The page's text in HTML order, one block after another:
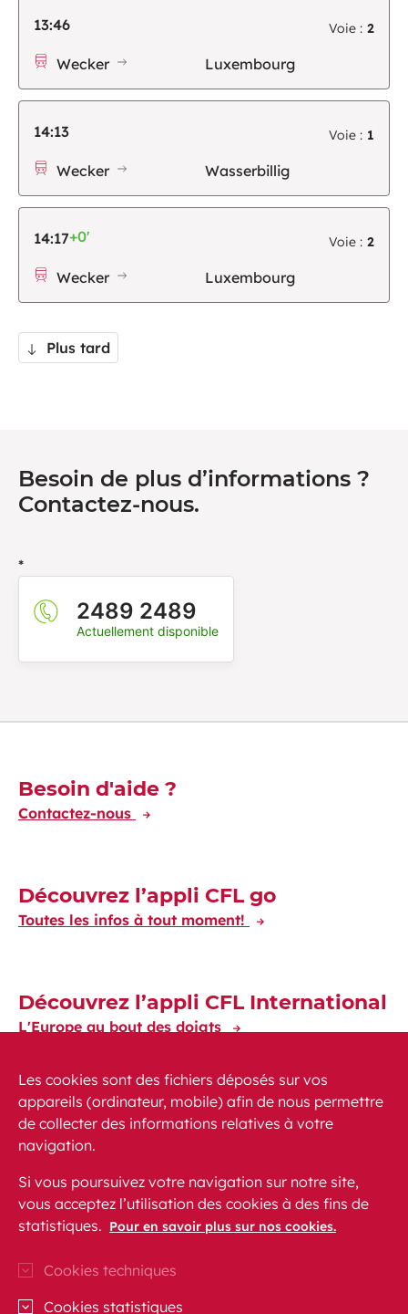
13:46 Voie : 2
Wecker Luxembourg
14:13 Voie : 1
Wecker Wasserbillig
14:17+0' Voie : 2
Wecker Luxembourg
Plus tard
Besoin de plus d’informations ?
Contactez-nous.
*
2489 2489
Actuellement disponible
Découvrez-en plus
Besoin d'aide ?
Contactez-nous
Découvrez l’appli CFL go
Toutes les infos à tout moment!
Découvrez l’appli CFL International
L'Europe au bout des doigts
Mentions légales
Protection des données personnelles
CFL sur Instagram (Ouvre une nouvelle fenêtre)
Blog CFL (Ouvre une nouvelle fenêtre)
CFL sur Facebook (Ouvre une
Les cookies sont des fichiers déposés sur vos
appareils (ordinateur, mobile) afin de nous permettre
de collecter des informations relatives à votre
navigation.
Si vous poursuivez votre navigation sur notre site,
vous acceptez l’utilisation des cookies à des fins de
statistiques. Pour en savoir plus sur nos cookies.
Cookies techniques
Cookies statistiques